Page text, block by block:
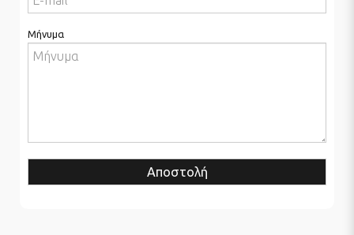
Μήνυμα
Αποστολή